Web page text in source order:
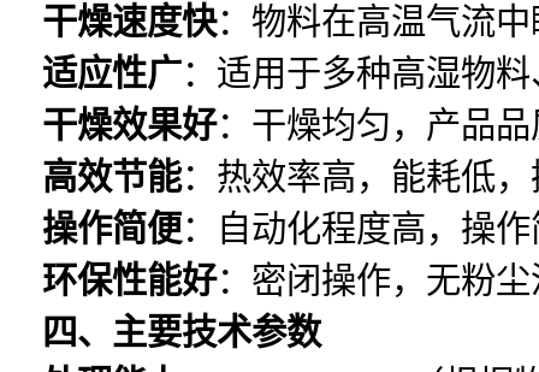
干燥速度快：物料在高温气流
适应性广：适用于多种高湿物
干燥效果好：干燥均匀，产品
高效节能：热效率高，能耗低
操作简便：自动化程度高，操
环保性能好：密闭操作，无粉
四、主要技术参数